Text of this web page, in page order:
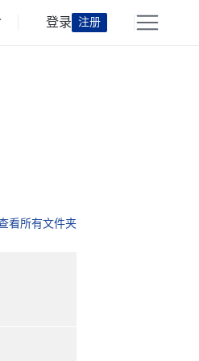
登录 注册
看所有文件夹